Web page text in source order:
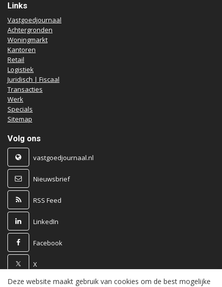
Links
Vastgoedjournaal
Achtergronden
Woningmarkt
Kantoren
Retail
Logistiek
Juridisch | Fiscaal
Transacties
Werk
Specials
Sitemap
Volg ons
vastgoedjournaal.nl
Nieuwsbrief
RSS Feed
LinkedIn
Facebook
X
Deze website maakt gebruik van cookies om de best mogelijke